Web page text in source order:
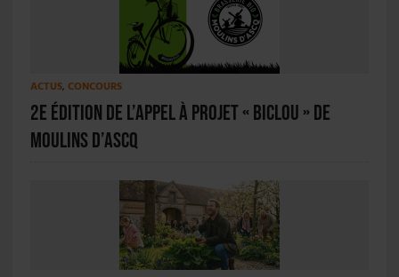
ACTUS, CONCOURS
2e édition de l’appel à projet « Biclou » de
Moulins d’Ascq